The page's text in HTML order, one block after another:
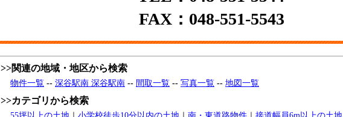
FAX：048-551-5543
>>関連の地域・地区から検索
物件一覧 -- 深谷駅南 深谷駅南 -- 間取一覧 -- 写真一覧 -- 地図一覧
>>カテゴリから検索